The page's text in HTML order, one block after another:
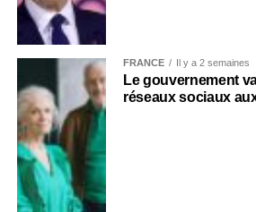
FRANCE Il y a 2 semaines
Le gouvernement
réseaux sociaux